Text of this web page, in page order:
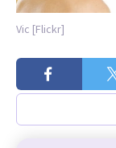
Vic [Flickr]